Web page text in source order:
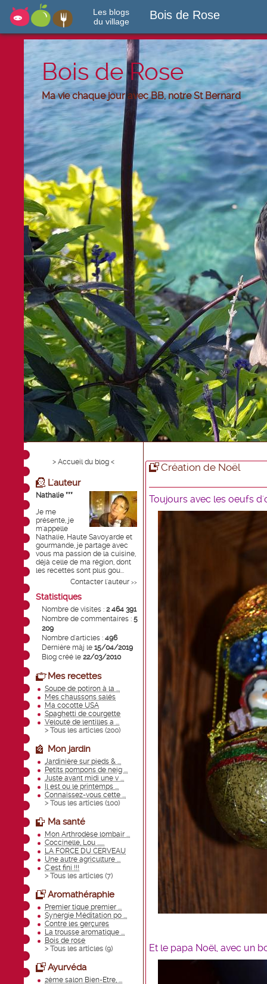
Les blogs
du village
Bois de Rose
Bois de Rose
Ma vie chaque jour avec BB, notre St Bernard
> Accueil du blog <
L'auteur
Nathalie ***
Je me
présente, je
m'appelle
Nathalie, Haute Savoyarde et
gourmande, je partage avec
vous ma passion de la cuisine,
déjà celle de ma région, dont
les recettes sont plus gou...
Contacter l'auteur >>
Statistiques
Nombre de visites : 2 464 391
Nombre de commentaires : 5
209
Nombre d'articles : 496
Dernière màj le 15/04/2019
Blog créé le 22/03/2010
Mes recettes
Soupe de potiron à la ...
Mes chaussons salés
Ma cocotte USA
Spaghetti de courgette
Velouté de lentilles a ...
> Tous les articles (200)
Mon jardin
Jardinière sur pieds & ...
Petits pompons de neig ...
Juste avant midi une v ...
Il est ou le printemps ...
Connaissez-vous cette ...
> Tous les articles (100)
Ma santé
Mon Arthrodèse lombair ...
Coccinelle, Lou ......
LA FORCE DU CERVEAU
Une autre agriculture ...
C'est fini !!!
> Tous les articles (7)
Aromathéraphie
Premier tique premier ...
Synergie Méditation po ...
Contre les gerçures
La trousse aromatique ...
Bois de rose
> Tous les articles (9)
Ayurvéda
2ème salon Bien-Etre, ...
Création de Noël
Toujours avec les oeufs
Et le papa Noël, avec un